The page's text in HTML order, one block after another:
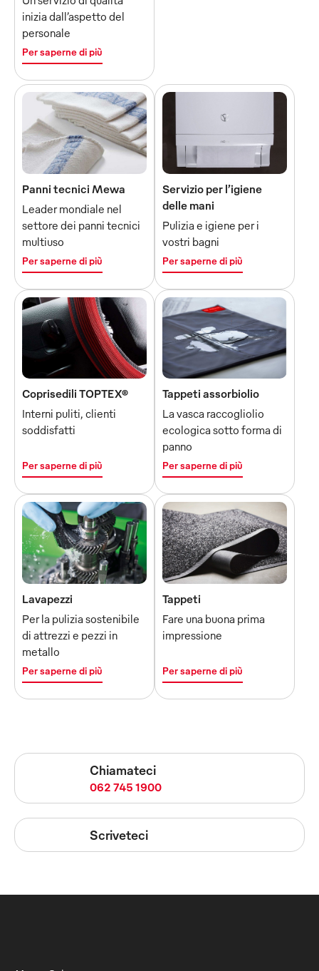
inizia dall’aspetto del
personale
Per saperne di più
Panni tecnici Mewa
Leader mondiale nel
settore dei panni tecnici
multiuso
Per saperne di più
Servizio per l’igiene
delle mani
Pulizia e igiene per i
vostri bagni
Per saperne di più
Coprisedili TOPTEX®
Interni puliti, clienti
soddisfatti
Per saperne di più
Tappeti assorbiolio
La vasca raccogliolio
ecologica sotto forma di
panno
Per saperne di più
Lavapezzi
Per la pulizia sostenibile
di attrezzi e pezzi in
metallo
Per saperne di più
Tappeti
Fare una buona prima
impressione
Per saperne di più
Chiamateci
062 745 1900
Scriveteci